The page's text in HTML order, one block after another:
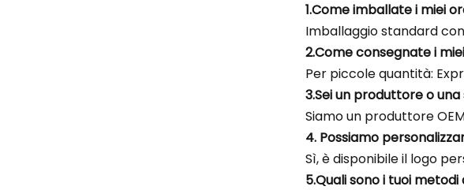
1.Come imballate i miei
Imballaggio standard
2.Come consegnate i
Per piccole quantità:
3.Sei un produttore o
Siamo un produttore
4. Possiamo
Sì, è disponibile il logo
5.Quali sono i tuoi